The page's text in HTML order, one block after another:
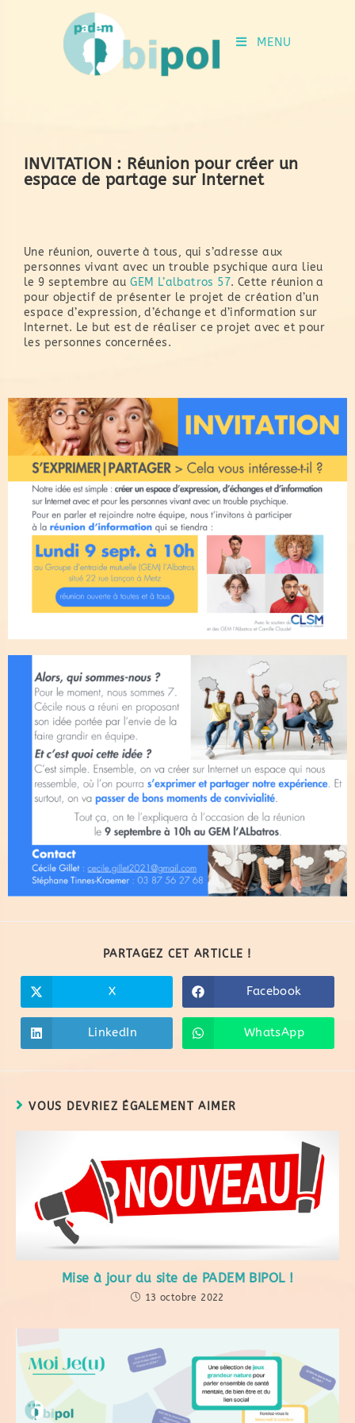
MENU
INVITATION : Réunion pour créer un
espace de partage sur Internet
Une réunion, ouverte à tous, qui s’adresse aux
personnes vivant avec un trouble psychique aura lieu
le 9 septembre auGEM L’albatros 57. Cette réunion a
pour objectif de présenter le projet de création d’un
espace d’expression, d’échange et d’information sur
Internet. Le but est de réaliser ce projet avec et pour
les personnes concernées.
PARTAGEZ CET ARTICLE !
X Facebook
LinkedIn WhatsApp
VOUS DEVRIEZ ÉGALEMENT AIMER
Mise à jour du site de PADEM BIPOL !
13 octobre 2022